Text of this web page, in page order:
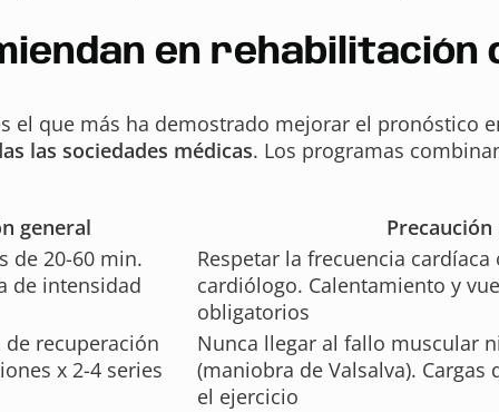
en rehabilitación
el que más ha demostrado mejorar el pronóstico
las sociedades médicas. Los programas
general
de 20-60 min.
de intensidad
Respetar la frecuencia
cardiólogo. Calentamiento y
obligatorios
recuperación
x 2-4 series
Nunca llegar al fallo muscular
(maniobra de Valsalva).
el ejercicio